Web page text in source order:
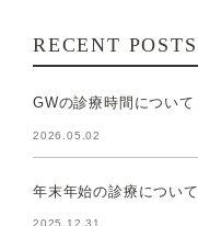
RECENT POSTS
GWの診療時間について
2026.05.02
年末年始の診療について
2025.12.31